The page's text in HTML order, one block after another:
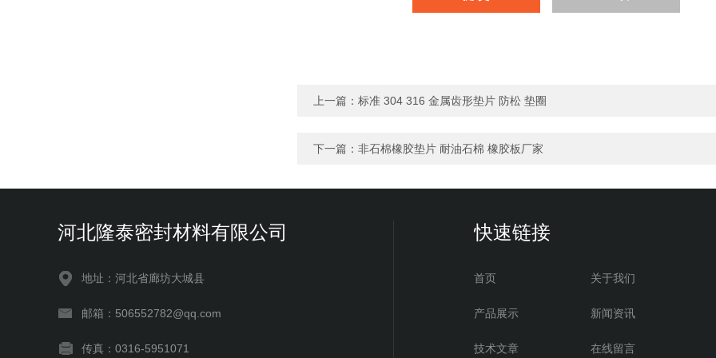
上一篇： 标准 304 316 金属齿形垫片 防松 垫圈
下一篇： 非石棉橡胶垫片 耐油石棉 橡胶板厂家
河北隆泰密封材料有限公司
地址：河北省廊坊大城县
邮箱：506552782@qq.com
传真：0316-5951071
快速链接
首页 关于我们
产品展示 新闻资讯
技术文章 在线留言